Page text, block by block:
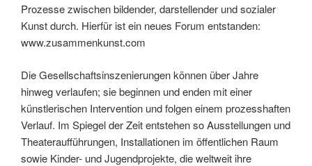
Prozesse zwischen bildender, darstellender und sozialer
Kunst durch. Hierfür ist ein neues Forum entstanden:
www.zusammenkunst.com
Die Gesellschaftsinszenierungen können über Jahre
hinweg verlaufen; sie beginnen und enden mit einer
künstlerischen Intervention und folgen einem prozesshaften
Verlauf. Im Spiegel der Zeit entstehen so Ausstellungen und
Theateraufführungen, Installationen im öffentlichen Raum
sowie Kinder- und Jugendprojekte, die weltweit ihre